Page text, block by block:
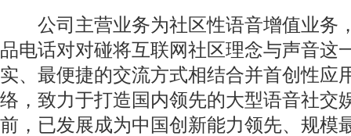
公司主营业务为社区性语音增值业务
品电话对对碰将互联网社区理念与声音这
实、最便捷的交流方式相结合并首创性应
络，致力于打造国内领先的大型语音社交
前，已发展成为中国创新能力领先、规模